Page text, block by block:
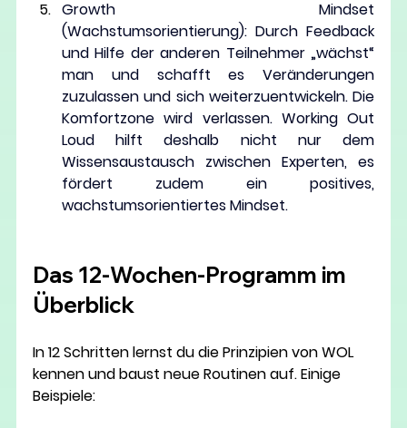
(Wachstumsorientierung): Durch Feedback
und Hilfe der anderen Teilnehmer „wächst“
man und schafft es Veränderungen
zuzulassen und sich weiterzuentwickeln. Die
Komfortzone wird verlassen. Working Out
Loud hilft deshalb nicht nur dem
Wissensaustausch zwischen Experten, es
fördert zudem ein positives,
wachstumsorientiertes Mindset.
Das 12-Wochen-Programm im
Überblick
In 12 Schritten lernst du die Prinzipien von WOL
kennen und baust neue Routinen auf. Einige
Beispiele: